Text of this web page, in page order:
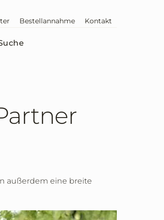
Bestellannahme Kontakt
außerdem eine breite